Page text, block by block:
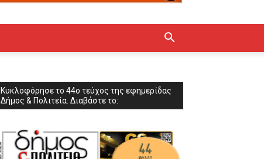
Κυκλοφόρησε το 44ο τεύχος της εφημερίδας
Δήμος & Πολιτεία. Διαβάστε το: